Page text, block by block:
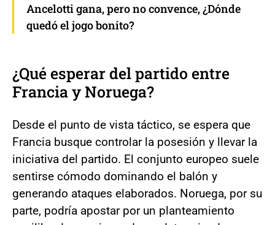
Ancelotti gana, pero no convence, ¿Dónde
quedó el jogo bonito?
¿Qué esperar del partido entre
Francia y Noruega?
Desde el punto de vista táctico, se espera que
Francia busque controlar la posesión y llevar la
iniciativa del partido. El conjunto europeo suele
sentirse cómodo dominando el balón y
generando ataques elaborados. Noruega, por su
parte, podría apostar por un planteamiento